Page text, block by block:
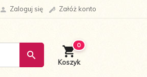
Zaloguj się Załóż konto
0